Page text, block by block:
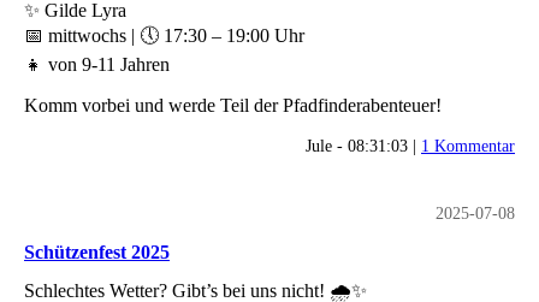
✨ Gilde Lyra
📅 mittwochs | 🕔 17:30 – 19:00 Uhr
👧 von 9-11 Jahren
Komm vorbei und werde Teil der Pfadfinderabenteuer!
Jule - 08:31:03 | 1 Kommentar
2025-07-08
Schützenfest 2025
Schlechtes Wetter? Gibt’s bei uns nicht! 🌧️✨